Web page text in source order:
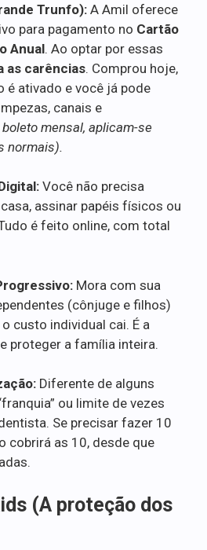
Trunfo): A Amil oferece
para pagamento no Cartão
Anual. Ao optar por essas
as carências. Comprou hoje,
é ativado e você já pode
canais e
mensal, aplicam-se
normais).
Você não precisa
assinar papéis físicos ou
é feito online, com total
Mora com sua
(cônjuge e filhos)
custo individual cai. É a
proteger a família inteira.
Diferente de alguns
ou limite de vezes
Se precisar fazer 10
cobrirá as 10, desde que
(A proteção dos